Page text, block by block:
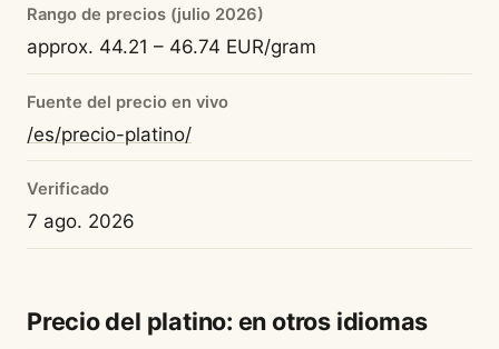
Rango de precios (julio 2026)
approx. 44.21 – 46.74 EUR/gram
Fuente del precio en vivo
/es/precio-platino/
Verificado
7 ago. 2026
Precio del platino: en otros idiomas